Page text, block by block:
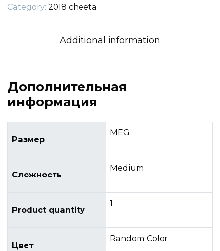
Category: 2018 cheeta
Additional information
Дополнительная
информация
Размер
MEG
Сложность
Medium
Product quantity
1
Цвет
Random Color